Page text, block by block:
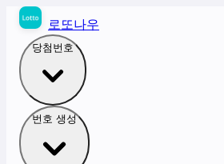
로또나우
당첨번호
번호 생성